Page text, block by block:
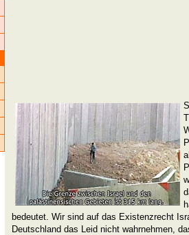
bedeutet. Wir sind auf das Existenzrecht
Deutschland das Leid nicht wahrnehmen,